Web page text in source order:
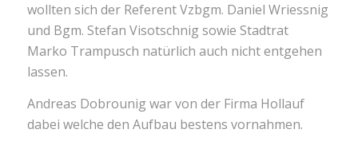
wollten sich der Referent Vzbgm. Daniel Wriessnig
und Bgm. Stefan Visotschnig sowie Stadtrat
Marko Trampusch natürlich auch nicht entgehen
lassen.
Andreas Dobrounig war von der Firma Hollauf
dabei welche den Aufbau bestens vornahmen.